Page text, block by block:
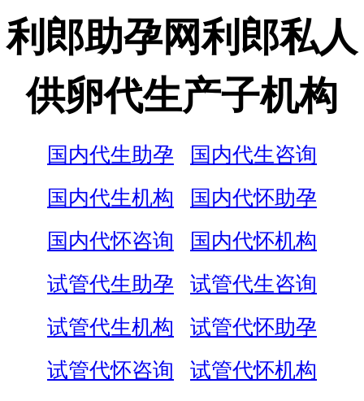
利郎助孕网利郎私人
供卵代生产子机构
国内代生助孕
国内代生咨询
国内代生机构
国内代怀助孕
国内代怀咨询
国内代怀机构
试管代生助孕
试管代生咨询
试管代生机构
试管代怀助孕
试管代怀咨询
试管代怀机构